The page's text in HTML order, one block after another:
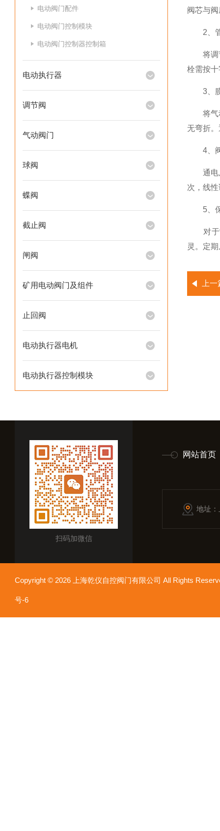
电动阀门配件
电动阀门控制模块
电动阀门控制器控制箱
电动执行器
调节阀
气动阀门
球阀
蝶阀
截止阀
闸阀
矿用电动阀门及组件
止回阀
电动执行器电机
电动执行器控制模块
阀芯与
2、管
将调节
栓需按
3、膜
将气动
无弯折
4、阀
通电后
次，线
5、保
对于常
灵。定
上
扫码加微信
网站首页
地址
Copyright © 2026 上海乾仪自控阀门有限公司 All Rights
号-6